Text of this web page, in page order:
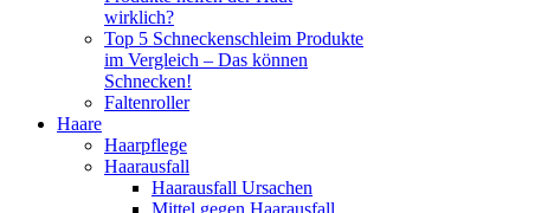
wirklich?
Top 5 Schneckenschleim Produkte
im Vergleich – Das können
Schnecken!
Faltenroller
Haare
Haarpflege
Haarausfall
Haarausfall Ursachen